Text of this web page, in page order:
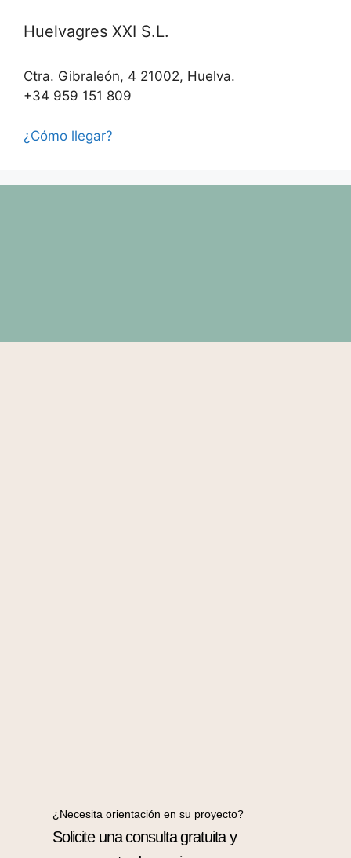
Huelvagres XXI S.L.
Ctra. Gibraleón, 4 21002, Huelva.
+34 959 151 809
¿Cómo llegar?
¿Necesita orientación en su proyecto?
Solicite una consulta gratuita y